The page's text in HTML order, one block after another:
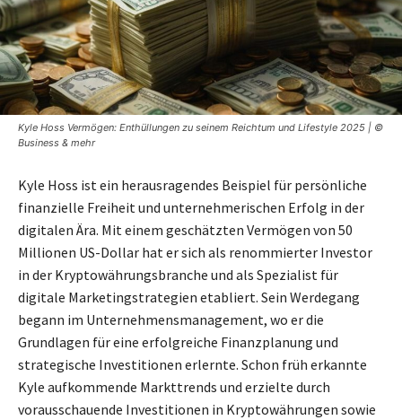
Kyle Hoss Vermögen: Enthüllungen zu seinem Reichtum und Lifestyle 2025 | ©
Business & mehr
Kyle Hoss ist ein herausragendes Beispiel für persönliche
finanzielle Freiheit und unternehmerischen Erfolg in der
digitalen Ära. Mit einem geschätzten Vermögen von 50
Millionen US-Dollar hat er sich als renommierter Investor
in der Kryptowährungsbranche und als Spezialist für
digitale Marketingstrategien etabliert. Sein Werdegang
begann im Unternehmensmanagement, wo er die
Grundlagen für eine erfolgreiche Finanzplanung und
strategische Investitionen erlernte. Schon früh erkannte
Kyle aufkommende Markttrends und erzielte durch
vorausschauende Investitionen in Kryptowährungen sowie